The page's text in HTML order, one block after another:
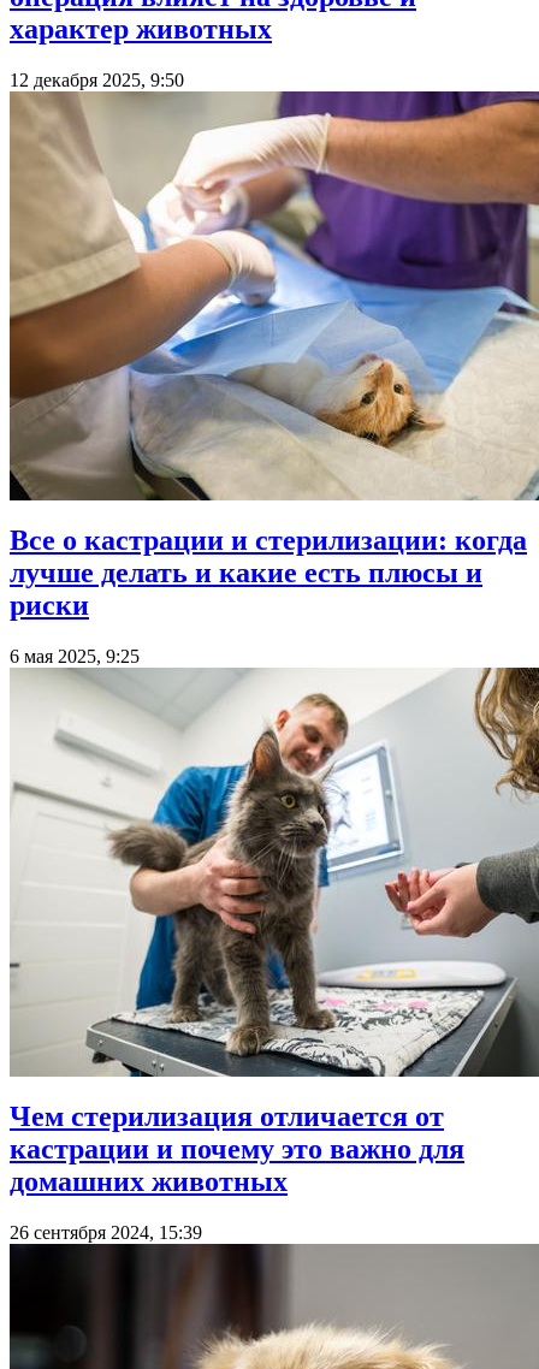
характер животных
12 декабря 2025, 9:50
Все о кастрации и стерилизации: когда
лучше делать и какие есть плюсы и
риски
6 мая 2025, 9:25
Чем стерилизация отличается от
кастрации и почему это важно для
домашних животных
26 сентября 2024, 15:39